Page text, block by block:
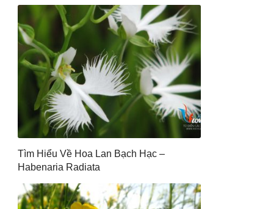
Tìm Hiểu Về Hoa Lan Bạch Hạc –
Habenaria Radiata